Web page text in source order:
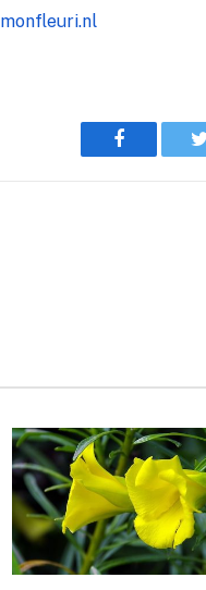
monfleuri.nl
Facebook